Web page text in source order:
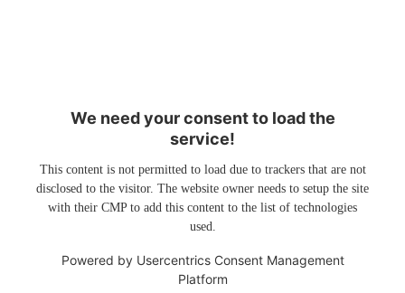
We need your consent to load the
service!
This content is not permitted to load due to trackers that are not
disclosed to the visitor. The website owner needs to setup the site
with their CMP to add this content to the list of technologies
used.
Powered by Usercentrics Consent Management
Platform